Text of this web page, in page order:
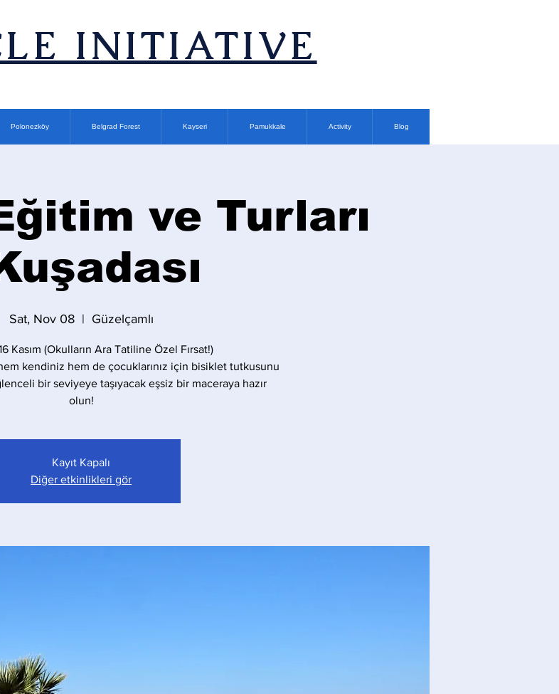
INITIATIVE
Polonezköy Belgrad Forest Kayseri Pamukkale Activity Blog
ve Turları
Sat, Nov 08
  |
Güzelçamlı
Kasım (Okulların Ara Tatiline Özel Fırsat!)
kendiniz hem de çocuklarınız için bisiklet tutkusunu
bir seviyeye taşıyacak eşsiz bir maceraya hazır
olun!
Kayıt Kapalı
Diğer etkinlikleri gör